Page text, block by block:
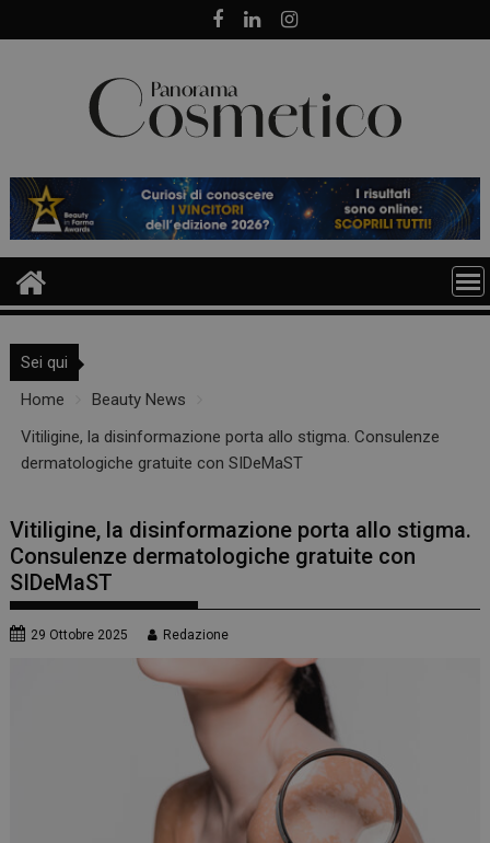
to
Sei qui
Home
Beauty News
Vitiligine, la disinformazione porta allo stigma. Consulenze
dermatologiche gratuite con SIDeMaST
Vitiligine, la disinformazione porta allo stigma.
Consulenze dermatologiche gratuite con
SIDeMaST
29 Ottobre 2025 Redazione